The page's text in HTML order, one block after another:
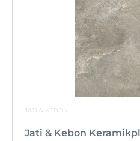
JATI & KEBON
Jati & Kebon